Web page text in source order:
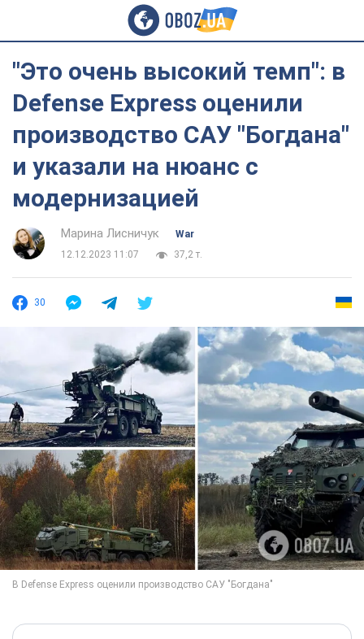
"Это очень высокий темп": в
Defense Express оценили
производство САУ "Богдана"
и указали на нюанс с
модернизацией
Марина Лисничук
War
12.12.2023 11:07
37,2 т.
30